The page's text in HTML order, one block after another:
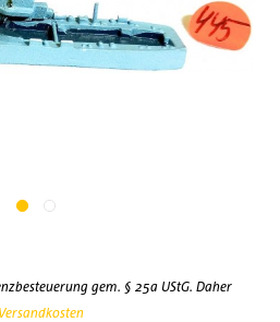
gem. § 25a UStG. Daher